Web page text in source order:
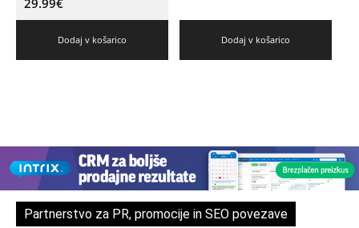
29.99€
Dodaj v košarico Dodaj v košarico
Partnerstvo za PR, promocije in SEO povezave